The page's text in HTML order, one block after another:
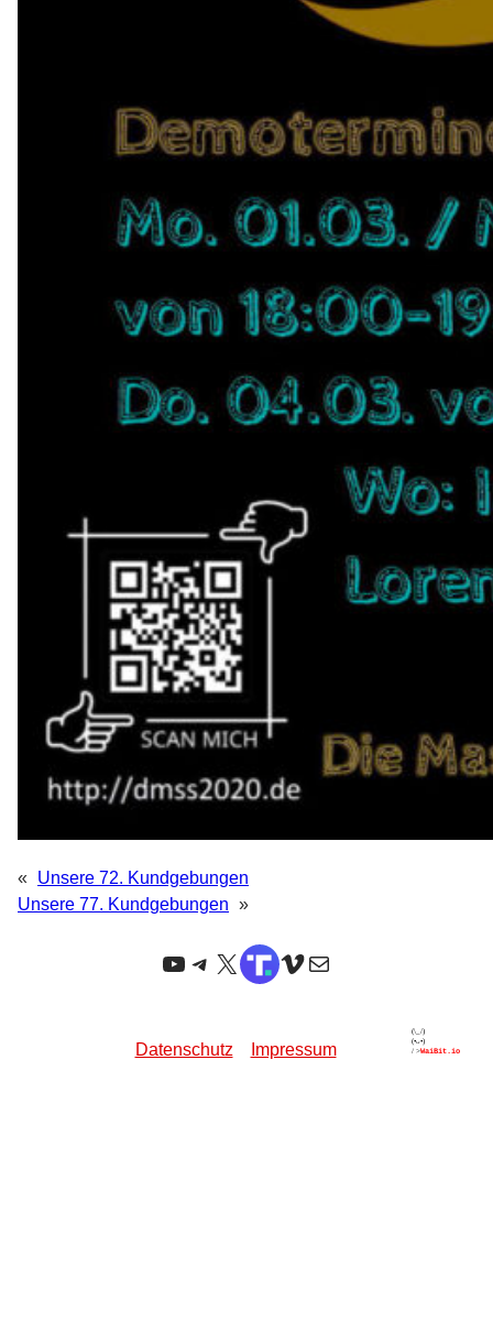
«
Unsere 72. Kundgebungen
Unsere 77. Kundgebungen »
YouTube
Telegram
X TruthSocial
Vimeo
E-Mail
Datenschutz Impressum